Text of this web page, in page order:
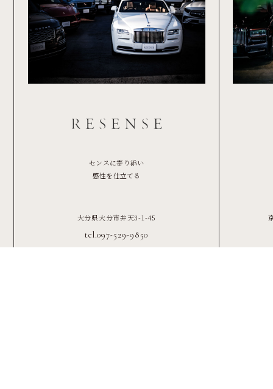
センスに寄り添い
感性を仕立てる
大分県大分市弁天3-1-45
tel.097-529-9850